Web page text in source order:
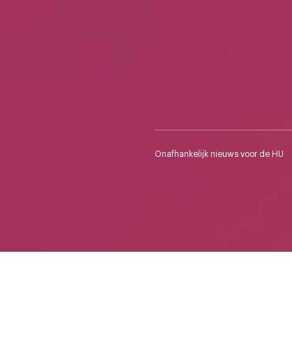
Onafhankelijk nieuws voor de HU